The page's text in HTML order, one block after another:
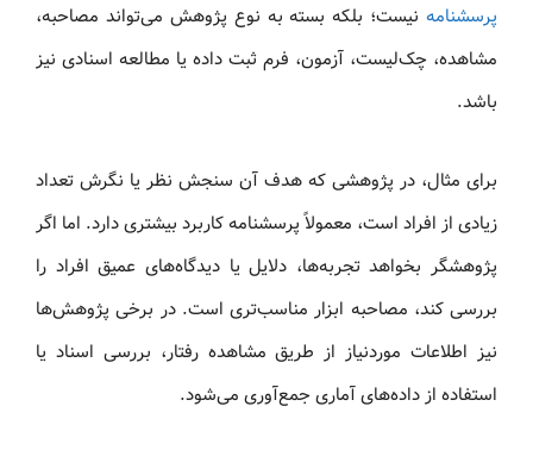
پرسشنامه نیست؛ بلکه بسته به نوع پژوهش می‌تواند مصاحبه،
مشاهده، چک‌لیست، آزمون، فرم ثبت داده یا مطالعه اسنادی نیز
باشد.
برای مثال، در پژوهشی که هدف آن سنجش نظر یا نگرش تعداد
زیادی از افراد است، معمولاً پرسشنامه کاربرد بیشتری دارد. اما اگر
پژوهشگر بخواهد تجربه‌ها، دلایل یا دیدگاه‌های عمیق افراد را
بررسی کند، مصاحبه ابزار مناسب‌تری است. در برخی پژوهش‌ها
نیز اطلاعات موردنیاز از طریق مشاهده رفتار، بررسی اسناد یا
استفاده از داده‌های آماری جمع‌آوری می‌شود.